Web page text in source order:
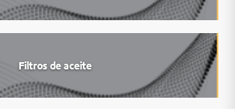
Filtros de aceite